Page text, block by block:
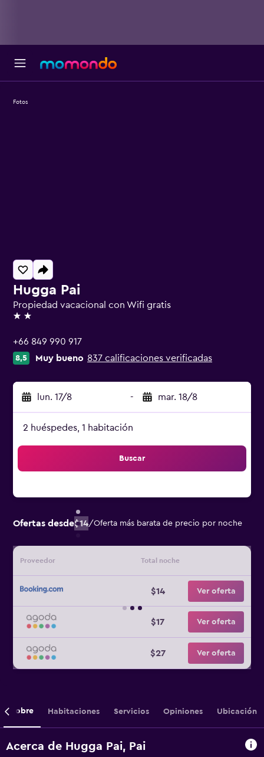
Hugga Pai
Propiedad vacacional con Wifi gratis
2 estrellas
+66 849 990 917
8,5 Muy bueno 837 calificaciones verificadas
lun. 17/8 - mar. 18/8
2 huéspedes, 1 habitación
Buscar
Ofertas desde$14/Oferta más barata de precio por noche
Proveedor Total noche
$14 Ver oferta
$17 Ver oferta
$27 Ver oferta
Fotos
Sobre Habitaciones Servicios Opiniones Ubicación
Acerca de Hugga Pai, Pai